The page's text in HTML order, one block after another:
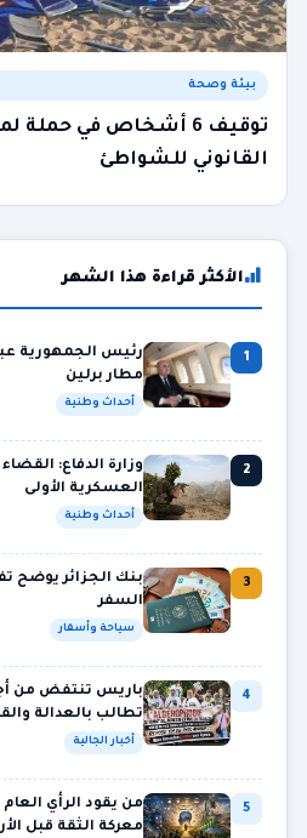
بيئة وصحة
توقيف 6 أشخاص في
القانوني للشواطئ
الأكثر قراءة هذا الشهر
1
رئيس الجمهورية
مطار برلين
أحداث وطنية
2
وزارة الدفاع:
العسكرية الأولى
أحداث وطنية
3
بنك الجزائر يوضح
السفر
سياحة وأسفار
4
باريس تنتفض من
تطالب بالعدالة
أخبار الجالية
5
من يقود الرأي
معركة الثقة قبل